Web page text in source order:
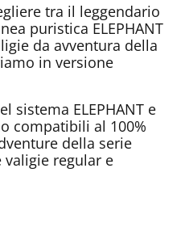
tra il leggendario
puristica ELEPHANT
da avventura della
in versione
sistema ELEPHANT e
compatibili al 100%
della serie
valigie regular e